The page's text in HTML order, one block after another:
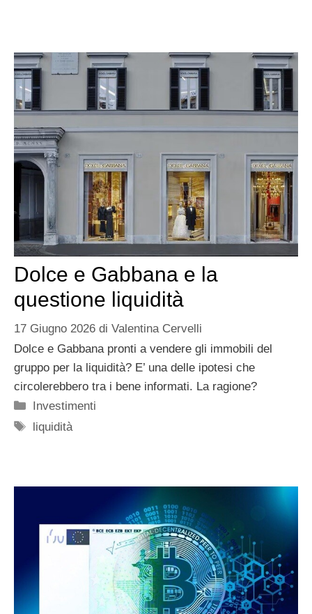
Dolce e Gabbana e la
questione liquidità
17 Giugno 2026 di Valentina Cervelli
Dolce e Gabbana pronti a vendere gli immobili del
gruppo per la liquidità? E’ una delle ipotesi che
circolerebbero tra i bene informati. La ragione?
Categorie
Investimenti
Tag
liquidità